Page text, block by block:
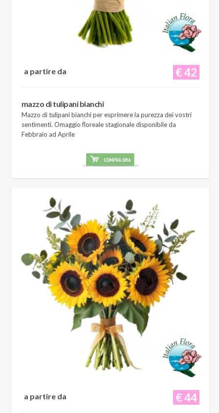
€ 42
a partire da
mazzo di tulipani bianchi
Mazzo di tulipani bianchi per esprimere la purezza dei vostri
sentimenti. Omaggio floreale stagionale disponibile da
Febbraio ad Aprile
€ 44
a partire da